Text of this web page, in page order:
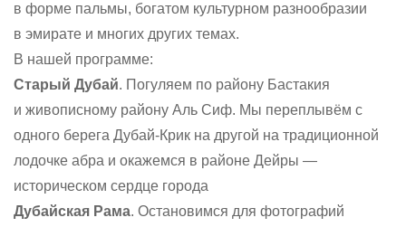
в форме пальмы, богатом культурном разнообразии
в эмирате и многих других темах.
В нашей программе:
Старый Дубай. Погуляем по району Бастакия
и живописному району Аль Сиф. Мы переплывём с
одного берега Дубай-Крик на другой на традиционной
лодочке абра и окажемся в районе Дейры —
историческом сердце города
Дубайская Рама. Остановимся для фотографий